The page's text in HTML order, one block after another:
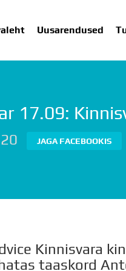
Uusarendused
17.09:
JAGA FACEBOOKIS
Kinnisvara
taaskord